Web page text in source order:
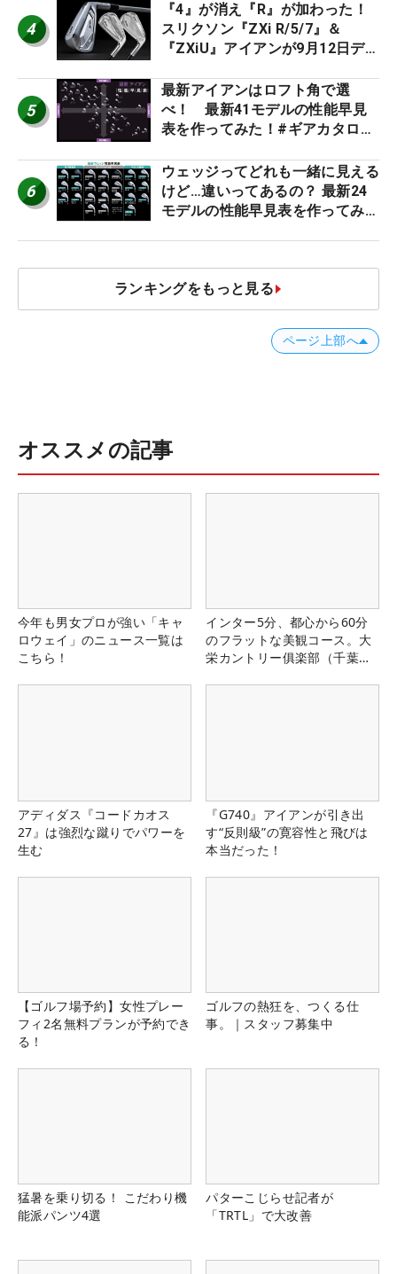
4
『4』が消え『R』が加わった！
スリクソン『ZXi R/5/7』＆
『ZXiU』アイアンが9月12日デ
5
最新アイアンはロフト角で選
べ！ 最新41モデルの性能早見
表を作ってみた！#ギアカタログ
6
ウェッジってどれも一緒に見える
けど…違いってあるの？ 最新24
モデルの性能早見表を作ってみ
ランキングをもっと見る
ページ上部へ
オススメの記事
今年も男女プロが強い「キャ
ロウェイ」のニュース一覧は
こちら！
インター5分、都心から60分
のフラットな美観コース。大
栄カントリー俱楽部（千葉
アディダス『コードカオス
27』は強烈な蹴りでパワーを
生む
『G740』アイアンが引き出
す“反則級”の寛容性と飛びは
本当だった！
【ゴルフ場予約】女性プレー
フィ2名無料プランが予約でき
る！
ゴルフの熱狂を、つくる仕
事。｜スタッフ募集中
猛暑を乗り切る！ こだわり機
能派パンツ4選
パターこじらせ記者が
「TRTL」で大改善